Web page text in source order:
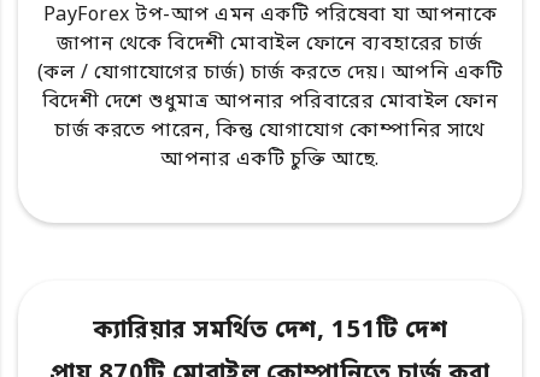
PayForex টপ-আপ এমন একটি পরিষেবা যা আপনাকে
জাপান থেকে বিদেশী মোবাইল ফোনে ব্যবহারের চার্জ
(কল / যোগাযোগের চার্জ) চার্জ করতে দেয়। আপনি একটি
বিদেশী দেশে শুধুমাত্র আপনার পরিবারের মোবাইল ফোন
চার্জ করতে পারেন, কিন্তু যোগাযোগ কোম্পানির সাথে
আপনার একটি চুক্তি আছে.
ক্যারিয়ার সমর্থিত দেশ, 151টি দেশ